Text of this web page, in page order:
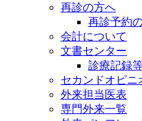
再診の方へ
再診予約
会計について
文書センター
診療記録
セカンドオピニ
外来担当医表
専門外来一覧